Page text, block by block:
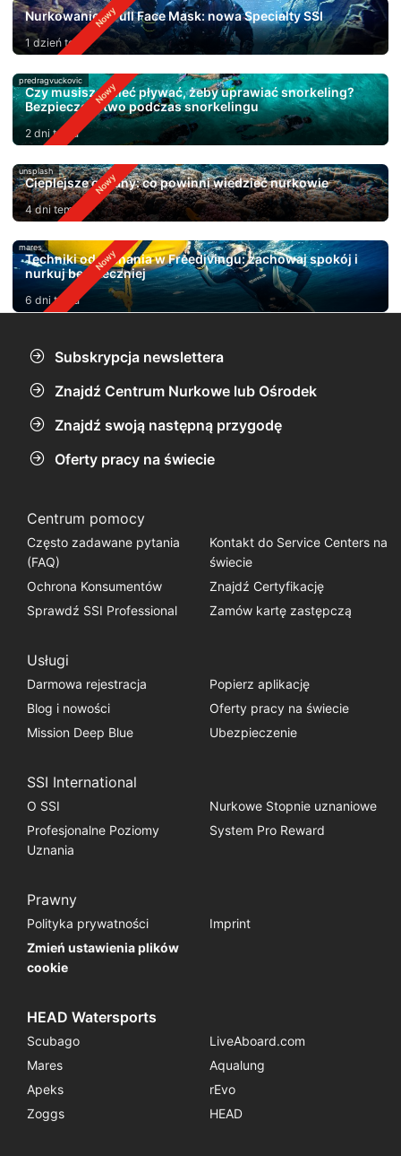
Nurkowanie z Full Face Mask: nowa Specialty SSI
1 dzień temu
predragvuckovic
Czy musisz umieć pływać, żeby uprawiać snorkeling?
Bezpieczeństwo podczas snorkelingu
2 dni temu
unsplash
Cieplejsze oceany: co powinni wiedzieć nurkowie
4 dni temu
mares
Techniki oddychania w Freedivingu: zachowaj spokój i
nurkuj bezpieczniej
6 dni temu
Subskrypcja newslettera
Znajdź Centrum Nurkowe lub Ośrodek
Znajdź swoją następną przygodę
Oferty pracy na świecie
Centrum pomocy
Często zadawane pytania
(FAQ)
Kontakt do Service Centers na
świecie
Ochrona Konsumentów
Znajdź Certyfikację
Sprawdź SSI Professional
Zamów kartę zastępczą
Usługi
Darmowa rejestracja
Popierz aplikację
Blog i nowości
Oferty pracy na świecie
Mission Deep Blue
Ubezpieczenie
SSI International
O SSI
Nurkowe Stopnie uznaniowe
Profesjonalne Poziomy
Uznania
System Pro Reward
Prawny
Polityka prywatności
Imprint
Zmień ustawienia plików
cookie
HEAD Watersports
Scubago
LiveAboard.com
Mares
Aqualung
Apeks
rEvo
Zoggs
HEAD